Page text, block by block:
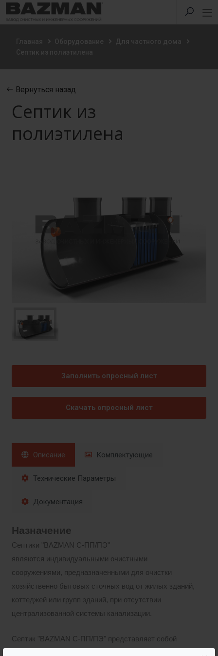
Главная Оборудование
Для частного дома
Септик из полиэтилена
Вернуться назад
Септик из
полиэтилена
Заполнить опросный лист
Скачать опросный лист
Описание Комплектующие
Технические Параметры
Документация
Назначение
Септики "BAZMAN С-ПП/ПЭ"
являются индивидуальными очистными
сооружениями, предназначенными для очистки
хозяйственно бытовых сточных вод от жилых зданий,
коттеджей или групп зданий, при отсутствии
централизованной системы канализации.
Септик "BAZMAN С-ПП/ПЭ" представляет собой